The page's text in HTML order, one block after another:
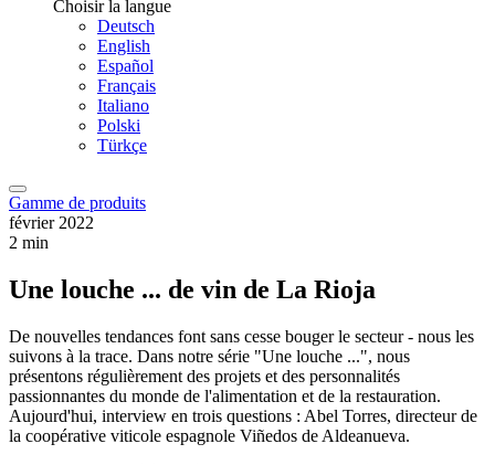
Choisir la langue
Deutsch
English
Español
Français
Italiano
Polski
Türkçe
Gamme de produits
février 2022
2 min
Une louche ... de vin de La Rioja
De nouvelles tendances font sans cesse bouger le secteur - nous les
suivons à la trace. Dans notre série "Une louche ...", nous
présentons régulièrement des projets et des personnalités
passionnantes du monde de l'alimentation et de la restauration.
Aujourd'hui, interview en trois questions : Abel Torres, directeur de
la coopérative viticole espagnole Viñedos de Aldeanueva.